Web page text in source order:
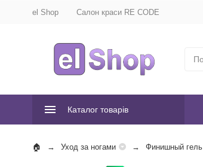
el Shop Салон краси RE CODE
Каталог товарів
Уход за ногами Финишный гель